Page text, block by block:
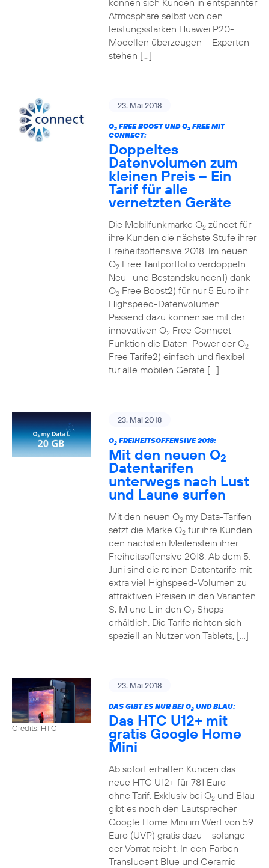
können sich Kunden in entspannter
Atmosphäre selbst von den
leistungsstarken Huawei P20-
Modellen überzeugen – Experten
stehen […]
23. Mai 2018
O2FREE BOOST UND O2FREE MIT
CONNECT:
Doppeltes
Datenvolumen zum
kleinen Preis – Ein
Tarif für alle
vernetzten Geräte
Die Mobilfunkmarke O2zündet für
ihre Kunden die nächste Stufe ihrer
Freiheitsoffensive 2018. Im neuen
O2Free Tarifportfolio verdoppeln
Neu- und Bestandskunden1) dank
O2Free Boost2) für nur 5 Euro ihr
Highspeed-Datenvolumen.
Passend dazu können sie mit der
innovativen O2Free Connect-
Funktion die Daten-Power der O2
Free Tarife2) einfach und flexibel
für alle mobilen Geräte […]
23. Mai 2018
O2FREIHEITSOFFENSIVE 2018:
Mit den neuen O2
Datentarifen
unterwegs nach Lust
und Laune surfen
Mit den neuen O2my Data-Tarifen
setzt die Marke O2für ihre Kunden
den nächsten Meilenstein ihrer
Freiheitsoffensive 2018. Ab dem 5.
Juni sind die reinen Datentarife mit
extra viel Highspeed-Volumen zu
attraktiven Preisen in den Varianten
S, M und L in den O2Shops
erhältlich. Die Tarife richten sich
speziell an Nutzer von Tablets, […]
Credits: HTC
23. Mai 2018
DAS GIBT ES NUR BEI O2UND BLAU:
Das HTC U12+ mit
gratis Google Home
Mini
Ab sofort erhalten Kunden das
neue HTC U12+ für 781 Euro –
ohne Tarif. Exklusiv bei O2und Blau
gibt es noch den Lautsprecher
Google Home Mini im Wert von 59
Euro (UVP) gratis dazu – solange
der Vorrat reicht. In den Farben
Translucent Blue und Ceramic